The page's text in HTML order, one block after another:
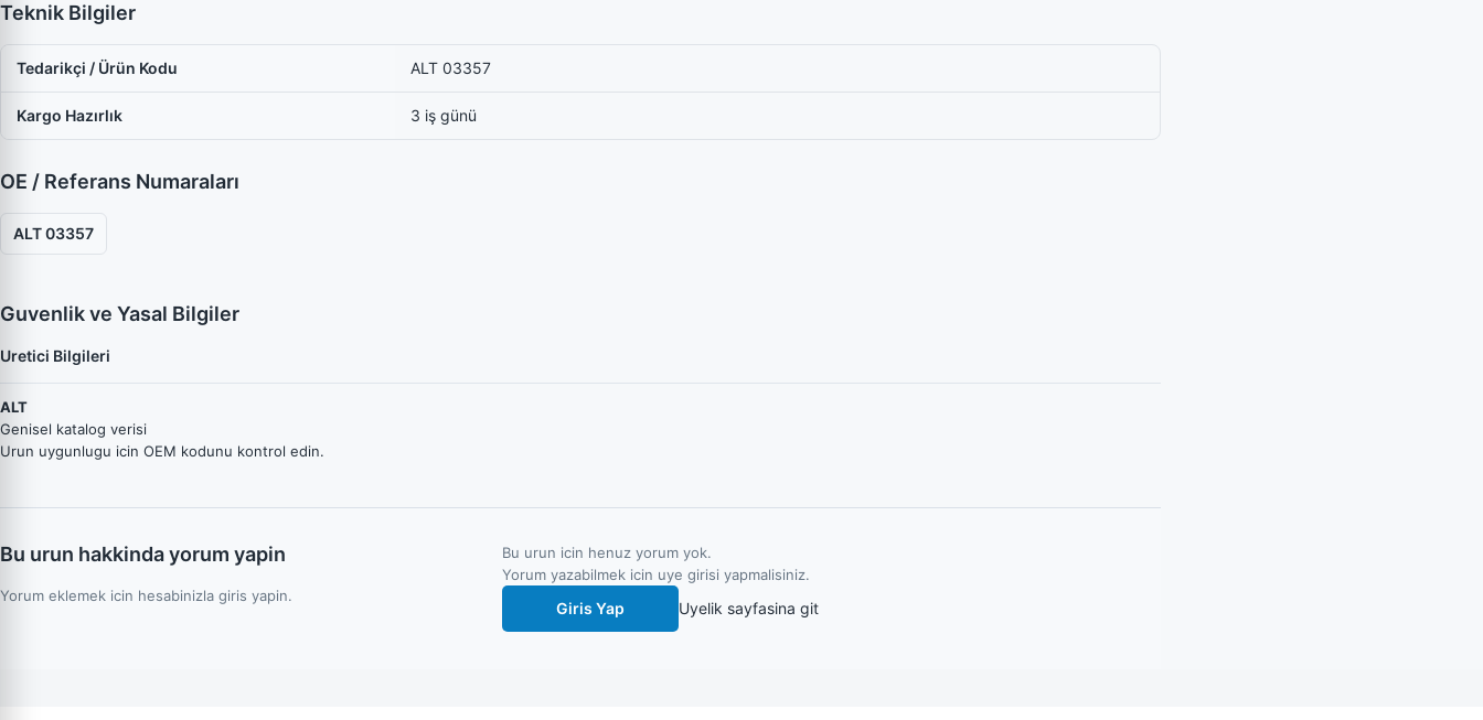
Teknik Bilgiler
Tedarikçi / Ürün Kodu ALT 03357
Kargo Hazırlık 3 iş günü
OE / Referans Numaraları
ALT 03357
Guvenlik ve Yasal Bilgiler
Uretici Bilgileri
ALT
Genisel katalog verisi
Urun uygunlugu icin OEM kodunu kontrol edin.
Bu urun hakkinda yorum yapin
Yorum eklemek icin hesabinizla giris yapin.
Bu urun icin henuz yorum yok.
Yorum yazabilmek icin uye girisi yapmalisiniz.
Giris Yap Uyelik sayfasina git